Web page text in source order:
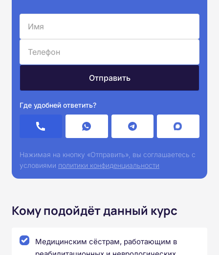
Где удобней ответить?
Нажимая на кнопку «Отправить», вы соглашаетесь с
условиями политики конфиденциальности
Кому подойдёт данный курс
Медицинским сёстрам, работающим в